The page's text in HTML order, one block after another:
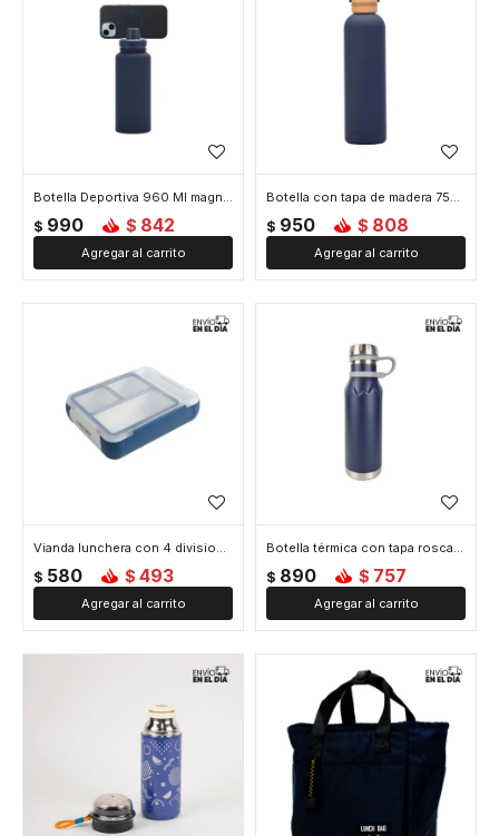
Botella Deportiva 960 Ml magnética para celular - Azul
$ 990 $ 842
Botella con tapa de madera 750ml - Azul
$ 950 $ 808
Vianda lunchera con 4 divisiones - Azul
$ 580 $ 493
Botella térmica con tapa rosca 600 ml - Azul
$ 890 $ 757